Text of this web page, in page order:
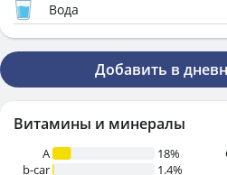
Вода
Добавить в
Витамины и минералы
A
18%
b-car
1.4%